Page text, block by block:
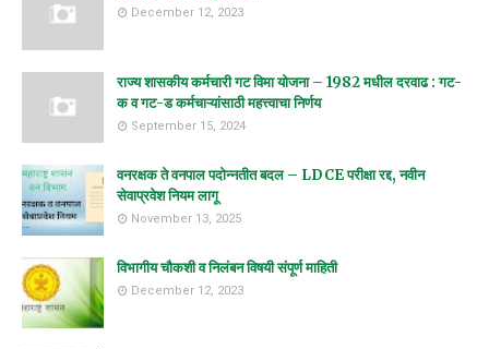
December 12, 2023
राज्य शासकीय कर्मचारी गट विमा योजना – 1982 मधील दरवाढ : गट-
क व गट-ड कर्मचाऱ्यांसाठी महत्त्वाचा निर्णय
September 15, 2024
वनरक्षक ते वनपाल पदोन्नतीत बदल – LDCE परीक्षा रद्द, नवीन
सेवाप्रवेश नियम लागू
November 13, 2025
विभागीय चौकशी व निलंबन विषयी संपूर्ण माहिती
December 12, 2023